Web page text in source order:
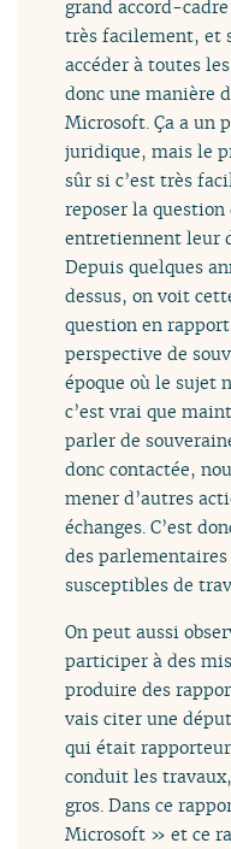
grand accord-
très facilement, et
accéder à toutes
donc une manière
Microsoft. Ça a un
juridique, mais le
sûr si c’est très
reposer la
entretiennent leur
Depuis quelques
dessus, on voit
question en
perspective de
époque où le sujet
c’est vrai que
parler de
donc contactée,
mener d’autres
échanges. C’est
des
susceptibles de
On peut aussi
participer à des
produire des
vais citer une
qui était
conduit les
gros. Dans ce
Microsoft » et ce